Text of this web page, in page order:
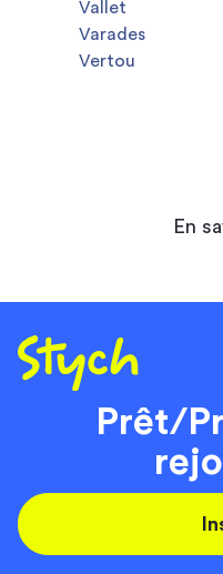
Vallet
Varades
Vertou
En
Prêt/